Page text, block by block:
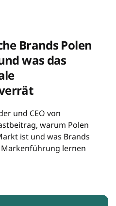
Brands Polen
was das
und CEO von
warum Polen
ist und was Brands
lernen